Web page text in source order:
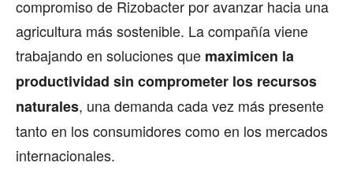
compromiso de Rizobacter por avanzar hacia una
agricultura más sostenible. La compañía viene
trabajando en soluciones que maximicen la
productividad sin comprometer los recursos
naturales, una demanda cada vez más presente
tanto en los consumidores como en los mercados
internacionales.